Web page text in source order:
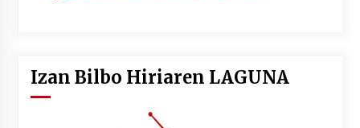
Izan Bilbo Hiriaren LAGUNA